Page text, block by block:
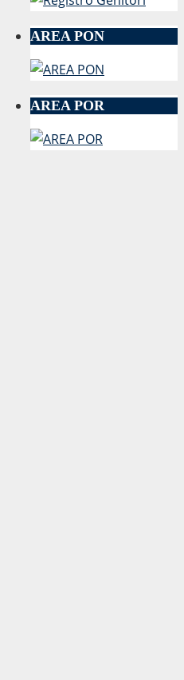
AREA PON
AREA POR